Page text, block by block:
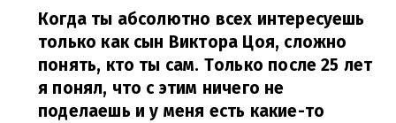
Когда ты абсолютно всех интересуешь
только как сын Виктора Цоя, сложно
понять, кто ты сам. Только после 25 лет
я понял, что с этим ничего не
поделаешь и у меня есть какие-то